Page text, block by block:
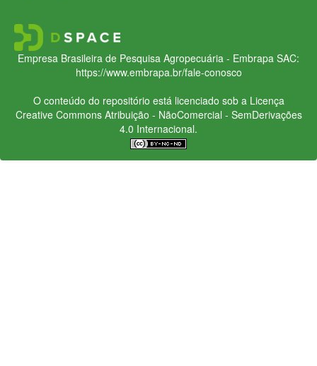
Empresa Brasileira de Pesquisa Agropecuária - Embrapa SAC:
https://www.embrapa.br/fale-conosco
O conteúdo do repositório está licenciado sob a Licença
Creative CommonsAtribuição - NãoComercial - SemDerivações
4.0 Internacional.